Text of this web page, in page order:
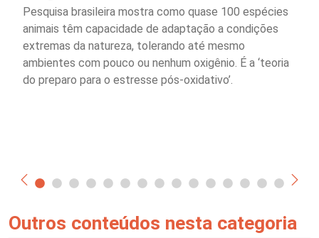
Pesquisa brasileira mostra como quase 100 espécies
animais têm capacidade de adaptação a condições
extremas da natureza, tolerando até mesmo
ambientes com pouco ou nenhum oxigênio. É a ‘teoria
do preparo para o estresse pós-oxidativo’.
Outros conteúdos nesta categoria